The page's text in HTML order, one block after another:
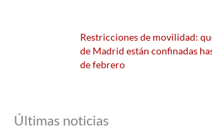
Restricciones de movilidad:
de Madrid están confinadas
de febrero
Últimas noticias